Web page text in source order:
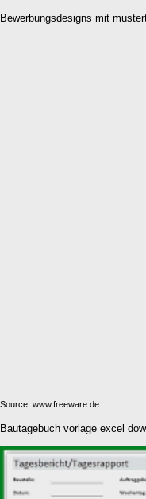
Bewerbungsdesigns mit
Source: www.freeware.de
Bautagebuch vorlage excel